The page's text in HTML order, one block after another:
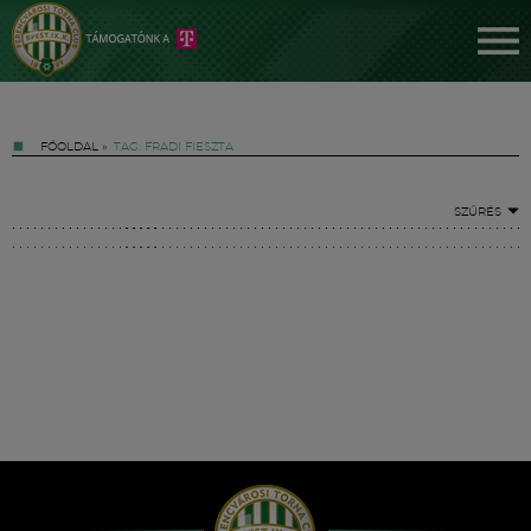
FŐOLDAL » TAG: FRADI FIESZTA
SZŰRÉS
Hírek